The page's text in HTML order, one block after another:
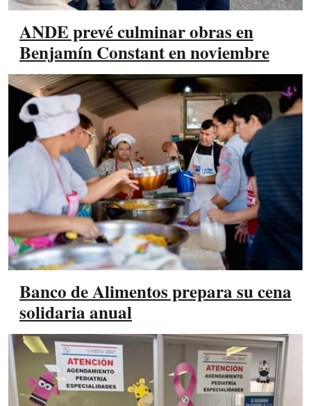
ANDE prevé culminar obras en
Benjamín Constant en noviembre
Banco de Alimentos prepara su cena
solidaria anual